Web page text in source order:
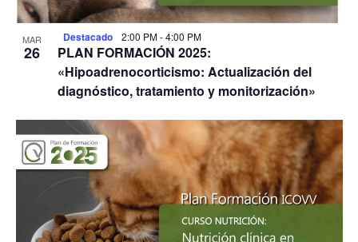
MAR
26
Destacado 2:00 PM-4:00 PM
PLAN FORMACIÓN 2025:
«Hipoadrenocorticismo: Actualización del
diagnóstico, tratamiento y monitorización»